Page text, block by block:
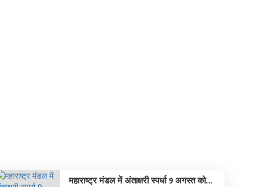
महाराष्‍ट्र मंडल में अंताक्षरी स्पर्धा 9 अगस्त को...